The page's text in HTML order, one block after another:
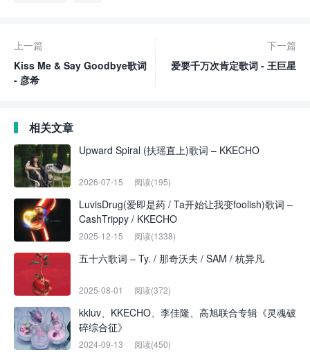
上一篇
Kiss Me & Say Goodbye歌词
- 彦希
下一篇
爱要千万次肯定歌词 - 王巨星
相关文章
Upward Spiral (扶瑶直上)歌词 – KKECHO
2026-07-15 阅读(195)
LuvisDrug(爱即是药 / Ta开始让我变foolish)歌词 –
CashTrippy / KKECHO
2025-12-15 阅读(1338)
五十六歌词 – Ty. / 那奇沃夫 / SAM / 杭异凡
2025-08-01 阅读(372)
kkluv、KKECHO、李佳隆、高旭联合专辑《灵魂破
碎综合征》
2024-09-13 阅读(450)